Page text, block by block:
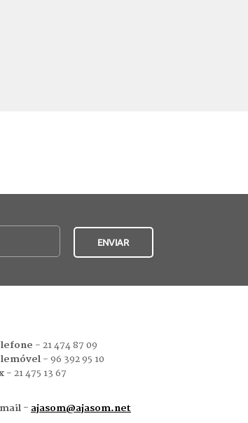
- 21 474 87 09
- 96 392 95 10
- 21 475 13 67
- ajasom@ajasom.net